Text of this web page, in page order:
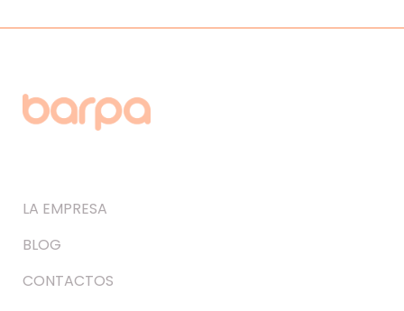
LA EMPRESA
BLOG
CONTACTOS